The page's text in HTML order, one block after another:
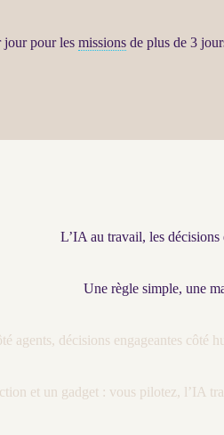
jour pour lesmissions de plus de 3
L’IA au travail, les décisions
Une règle simple, une
agents, décisions engageantes côté
et un gadget : vous pilotez, l’IA